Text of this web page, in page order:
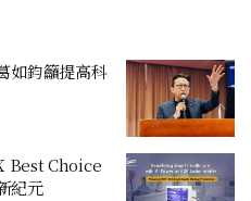
如鈞籲提高科
Best Choice
紀元